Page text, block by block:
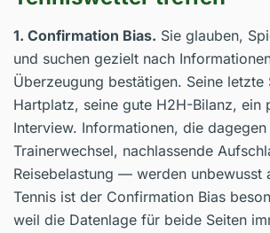
1. Confirmation Bias. Sie glauben,
und suchen gezielt nach
Überzeugung bestätigen. Seine letzte
Hartplatz, seine gute H2H-Bilanz, ein
Interview. Informationen, die
Trainerwechsel, nachlassende
Reisebelastung — werden unbewusst
Tennis ist der Confirmation Bias
weil die Datenlage für beide Seiten